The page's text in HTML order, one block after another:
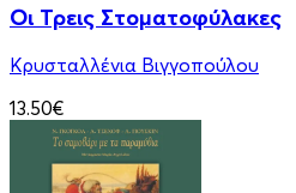
Οι Τρεις Στοματοφύλακες
Κρυσταλλένια Βιγγοπούλου
13.50€